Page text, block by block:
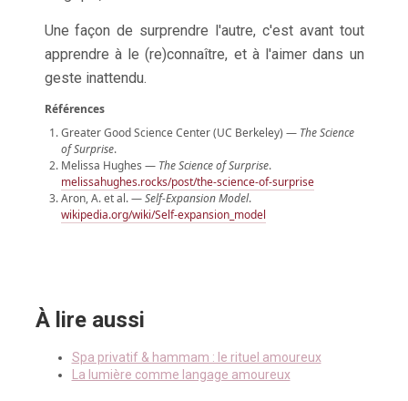
Une façon de surprendre l'autre, c'est avant tout
apprendre à le (re)connaître, et à l'aimer dans un
geste inattendu.
Références
Greater Good Science Center (UC Berkeley) — The Science
of Surprise.
Melissa Hughes — The Science of Surprise.
melissahughes.rocks/post/the-science-of-surprise
Aron, A. et al. —Self-Expansion Model.
wikipedia.org/wiki/Self-expansion_model
À lire aussi
Spa privatif & hammam : le rituel amoureux
La lumière comme langage amoureux